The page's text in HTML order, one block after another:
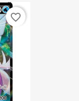
favorite_border